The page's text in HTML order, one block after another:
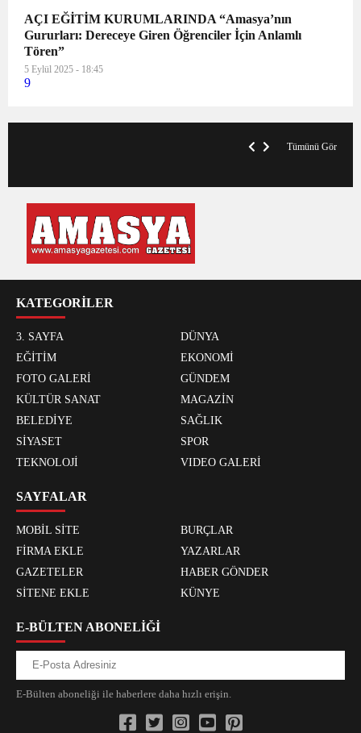
AÇI EĞİTİM KURUMLARINDA “Amasya’nın
Gururları: Dereceye Giren Öğrenciler İçin Anlamlı
Tören”
5 Eylül 2025 - 18:45
9
Tümünü Gör
KATEGORİLER
3. SAYFA
DÜNYA
EĞİTİM
EKONOMİ
FOTO GALERİ
GÜNDEM
KÜLTÜR SANAT
MAGAZİN
BELEDİYE
SAĞLIK
SİYASET
SPOR
TEKNOLOJİ
VIDEO GALERİ
SAYFALAR
MOBİL SİTE
BURÇLAR
FİRMA EKLE
YAZARLAR
GAZETELER
HABER GÖNDER
SİTENE EKLE
KÜNYE
E-BÜLTEN ABONELİĞİ
E-Bülten aboneliği ile haberlere daha hızlı erişin.